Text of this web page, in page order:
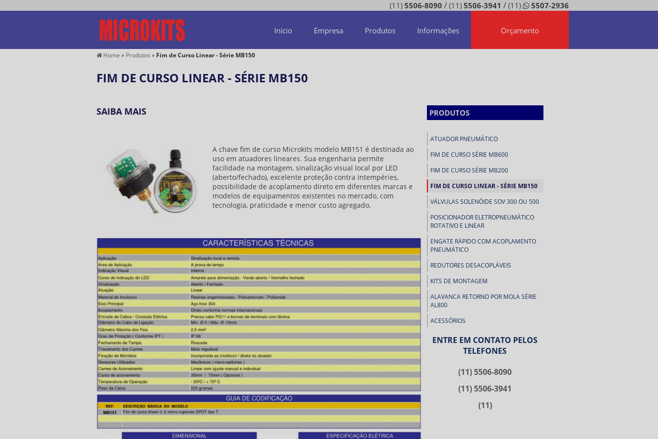
(11) 5506-8090 / (11) 5506-3941 / (11) 5507-2936
Início Empresa Produtos Informações Orçamento
Home » Produtos » Fim de Curso Linear - Série MB150
FIM DE CURSO LINEAR - SÉRIE MB150
SAIBA MAIS
A chave fim de curso Microkits modelo MB151 é destinada ao
uso em atuadores lineares. Sua engenharia permite
facilidade na montagem, sinalização visual local por LED
(aberto/fechado), excelente proteção contra intempéries,
possibilidade de acoplamento direto em diferentes marcas e
modelos de equipamentos existentes no mercado, com
tecnologia, praticidade e menor custo agregado.
PRODUTOS
ATUADOR PNEUMÁTICO
FIM DE CURSO SÉRIE MB600
FIM DE CURSO SÉRIE MB200
FIM DE CURSO LINEAR - SÉRIE MB150
VÁLVULAS SOLENÓIDE SOV 300 OU 500
POSICIONADOR ELETROPNEUMÁTICO
ROTATIVO E LINEAR
ENGATE RÁPIDO COM ACOPLAMENTO
PNEUMÁTICO
REDUTORES DESACOPLÁVEIS
KITS DE MONTAGEM
ALAVANCA RETORNO POR MOLA SÉRIE
AL800
ACESSÓRIOS
ENTRE EM CONTATO PELOS
TELEFONES
(11) 5506-8090
(11) 5506-3941
(11)